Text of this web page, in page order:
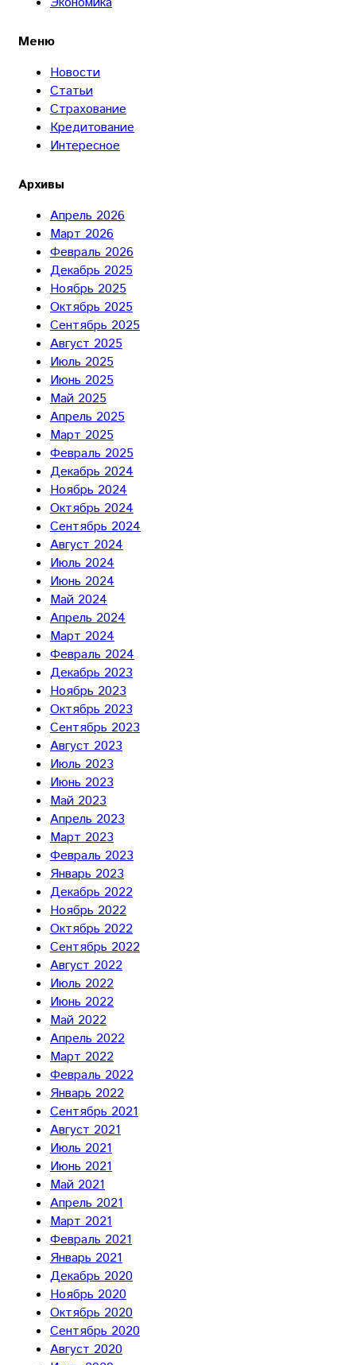
Меню
Новости
Статьи
Страхование
Кредитование
Интересное
Архивы
Апрель 2026
Март 2026
Февраль 2026
Декабрь 2025
Ноябрь 2025
Октябрь 2025
Сентябрь 2025
Август 2025
Июль 2025
Июнь 2025
Май 2025
Апрель 2025
Март 2025
Февраль 2025
Декабрь 2024
Ноябрь 2024
Октябрь 2024
Сентябрь 2024
Август 2024
Июль 2024
Июнь 2024
Май 2024
Апрель 2024
Март 2024
Февраль 2024
Декабрь 2023
Ноябрь 2023
Октябрь 2023
Сентябрь 2023
Август 2023
Июль 2023
Июнь 2023
Май 2023
Апрель 2023
Март 2023
Февраль 2023
Январь 2023
Декабрь 2022
Ноябрь 2022
Октябрь 2022
Сентябрь 2022
Август 2022
Июль 2022
Июнь 2022
Май 2022
Апрель 2022
Март 2022
Февраль 2022
Январь 2022
Сентябрь 2021
Август 2021
Июль 2021
Июнь 2021
Май 2021
Апрель 2021
Март 2021
Февраль 2021
Январь 2021
Декабрь 2020
Ноябрь 2020
Октябрь 2020
Сентябрь 2020
Август 2020